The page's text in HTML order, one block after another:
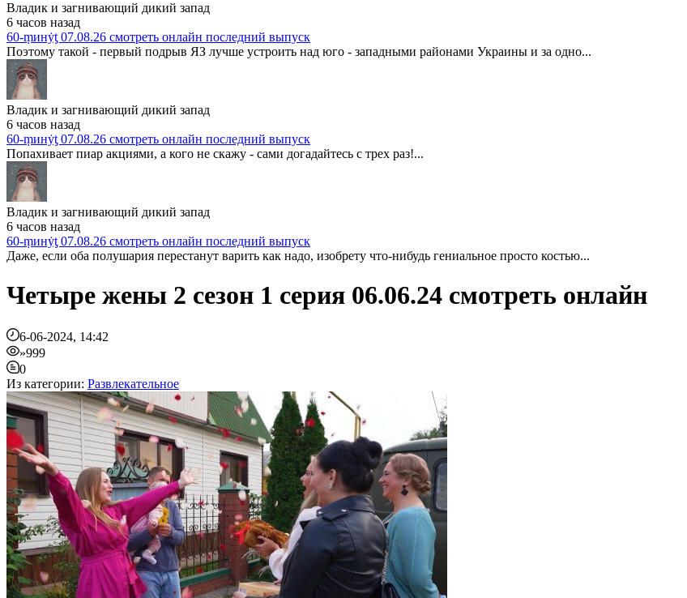
Владик и загнивающий дикий запад
6 часов назад
60-ṃинẏƫ 07.08.26 смотреть онлайн последний выпуск
Поэтому такой - первый подрыв ЯЗ лучше устроить над юго - западными районами Украины и за одно...
Владик и загнивающий дикий запад
6 часов назад
60-ṃинẏƫ 07.08.26 смотреть онлайн последний выпуск
Попахивает пиар акциями, а кого не скажу - сами догадайтесь с трех раз!...
Владик и загнивающий дикий запад
6 часов назад
60-ṃинẏƫ 07.08.26 смотреть онлайн последний выпуск
Даже, если оба полушария перестанут варить как надо, изобрету что-нибудь гениальное просто костью...
Четыре жены 2 сезон 1 серия 06.06.24 смотреть онлайн
6-06-2024, 14:42
»999
0
Из категории: Развлекательное